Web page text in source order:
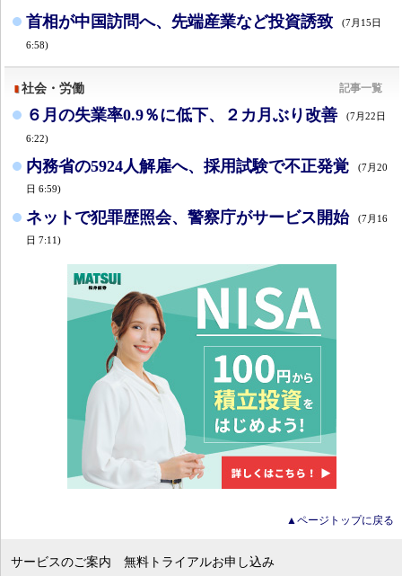
首相が中国訪問へ、先端産業など投資誘致 (7月15日
6:58)
社会・労働 記事一覧
６月の失業率0.9％に低下、２カ月ぶり改善 (7月22日
6:22)
内務省の5924人解雇へ、採用試験で不正発覚
(7月20
日 6:59)
ネットで犯罪歴照会、警察庁がサービス開始
(7月16
日 7:11)
▲ページトップに戻る
サービスのご案内 無料トライアルお申し込み